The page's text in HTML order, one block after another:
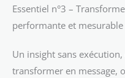
Essentiel n°3 –
performante et mesurable
Un insight sans
transformer en message,